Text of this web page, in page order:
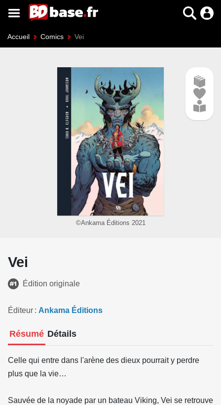
Accueil Comics Vei
©Ankama Éditions 2021
Vei
Édition originale
Éditeur Ankama Éditions
Résumé Détails
Celle qui entre dans l'arène des dieux pourrait y perdre
plus que la vie…
Sauvée de la noyade par un bateau Viking, Vei se retrouve